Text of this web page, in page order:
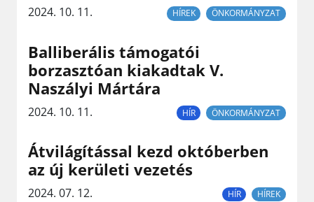
2024. 10. 11. HÍREK ÖNKORMÁNYZAT
Balliberális támogatói
borzasztóan kiakadtak V.
Naszályi Mártára
2024. 10. 11. HÍR ÖNKORMÁNYZAT
Átvilágítással kezd októberben
az új kerületi vezetés
2024. 07. 12. HÍR HÍREK